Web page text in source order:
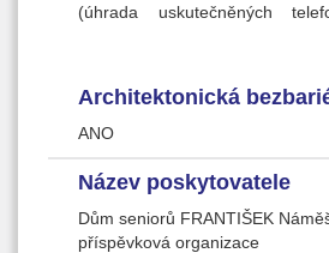
(úhrada uskutečněných
zasílání finanční
zaměstnancem DS),
vklady a výběry (zajištění
využívání vlastních
donášky knih z veřejné
donášky mimořádných
klientů (mimo uvedený
úkon.
Architektonická
ANO
Název poskytovatele
Dům seniorů FRANTIŠEK
příspěvková organizace